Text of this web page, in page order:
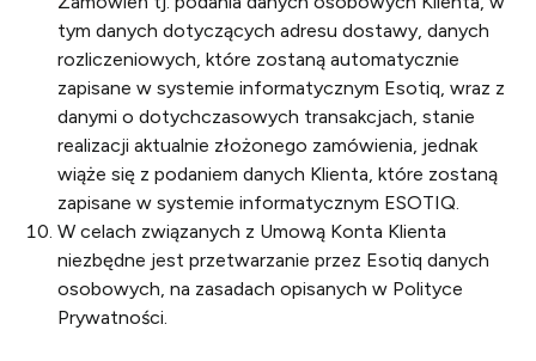
tym danych dotyczących adresu dostawy, danych
rozliczeniowych, które zostaną automatycznie
zapisane w systemie informatycznym Esotiq, wraz z
danymi o dotychczasowych transakcjach, stanie
realizacji aktualnie złożonego zamówienia, jednak
wiąże się z podaniem danych Klienta, które zostaną
zapisane w systemie informatycznym ESOTIQ.
W celach związanych z Umową Konta Klienta
niezbędne jest przetwarzanie przez Esotiq danych
osobowych, na zasadach opisanych w Polityce
Prywatności.